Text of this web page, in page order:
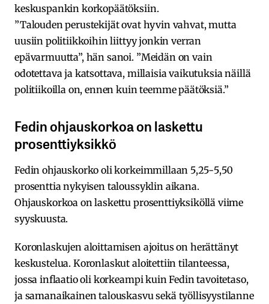
keskuspankin korkopäätöksiin.
”Talouden perustekijät ovat hyvin vahvat, mutta
uusiin politiikkoihin liittyy jonkin verran
epävarmuutta”, hän sanoi. ”Meidän on vain
odotettava ja katsottava, millaisia vaikutuksia näillä
politiikoilla on, ennen kuin teemme päätöksiä.”
Fedin ohjauskorkoa on laskettu
prosenttiyksikkö
Fedin ohjauskorko oli korkeimmillaan 5,25-5,50
prosenttia nykyisen taloussyklin aikana.
Ohjauskorkoa on laskettu prosenttiyksiköllä viime
syyskuusta.
Koronlaskujen aloittamisen ajoitus on herättänyt
keskustelua. Koronlaskut aloitettiin tilanteessa,
jossa inflaatio oli korkeampi kuin Fedin tavoitetaso,
ja samanaikainen talouskasvu sekä työllisyystilanne